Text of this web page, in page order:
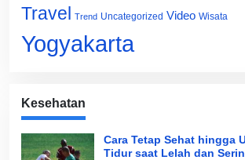
Travel Trend Uncategorized Video Wisata
Yogyakarta
Kesehatan
Cara Tetap Sehat hingga
Tidur saat Lelah dan